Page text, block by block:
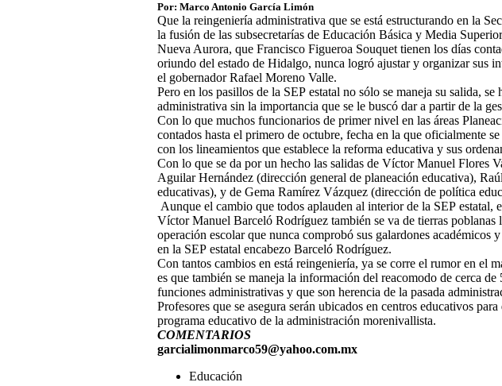
Por: Marco Antonio García Limón
Que la reingeniería administrativa que se está estructurando en la
la fusión de las subsecretarías de Educación Básica y Media
Nueva Aurora, que Francisco Figueroa Souquet tienen los días
oriundo del estado de Hidalgo, nunca logró ajustar y organizar sus
el gobernador Rafael Moreno Valle.
Pero en los pasillos de la SEP estatal no sólo se maneja su salida,
administrativa sin la importancia que se le buscó dar a partir de la
Con lo que muchos funcionarios de primer nivel en las áreas
contados hasta el primero de octubre, fecha en la que oficialmente
con los lineamientos que establece la reforma educativa y sus
Con lo que se da por un hecho las salidas de Víctor Manuel Flores
Aguilar Hernández (dirección general de planeación educativa),
educativas), y de Gema Ramírez Vázquez (dirección de política
Aunque el cambio que todos aplauden al interior de la SEP estatal,
Víctor Manuel Barceló Rodríguez también se va de tierras poblanas
operación escolar que nunca comprobó sus galardones
en la SEP estatal encabezo Barceló Rodríguez.
Con tantos cambios en está reingeniería, ya se corre el rumor en el
es que también se maneja la información del reacomodo de cerca
funciones administrativas y que son herencia de la pasada
Profesores que se asegura serán ubicados en centros educativos
programa educativo de la administración morenivallista.
COMENTARIOS
garcialimonmarco59@yahoo.com.mx
Educación